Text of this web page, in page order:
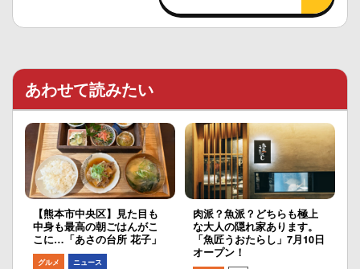
あわせて読みたい
【熊本市中央区】見た目も
中身も最高の朝ごはんがこ
こに…「あさの台所 花子」
グルメ ニュース
肉派？魚派？どちらも極上
な大人の隠れ家あります。
「魚匠うおたらし」7月10日
オープン！